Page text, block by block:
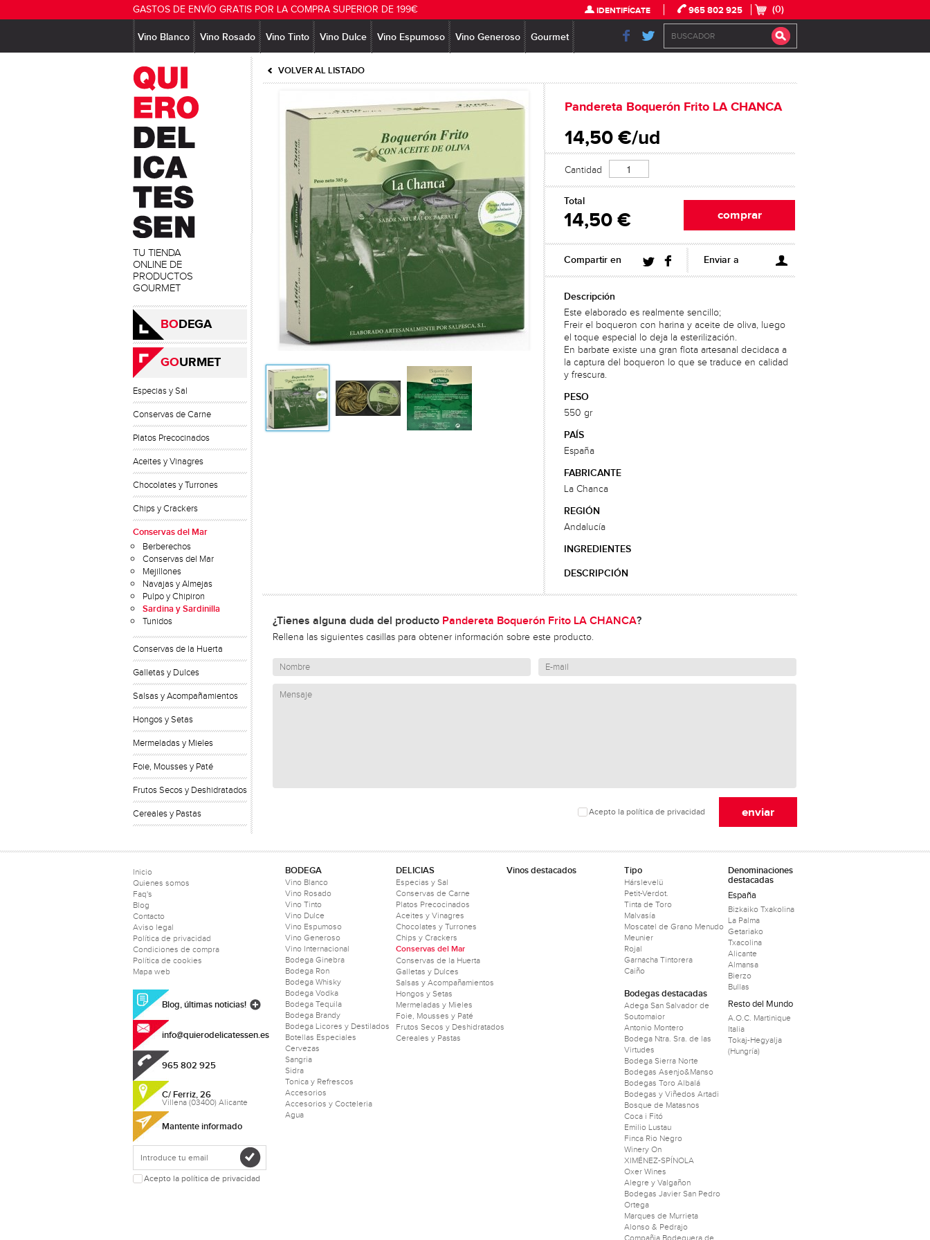
(0)
965 802 925
IDENTIFÍCATE
GASTOS DE ENVÍO GRATIS POR LA COMPRA SUPERIOR DE 199€
Vino Blanco Vino Rosado Vino Tinto Vino Dulce Vino Espumoso Vino Generoso Gourmet
TU TIENDA
ONLINE DE
PRODUCTOS
GOURMET
BODEGA
GOURMET
Especias y Sal
Conservas de Carne
Platos Precocinados
Aceites y Vinagres
Chocolates y Turrones
Chips y Crackers
Conservas del Mar
Berberechos
Conservas del Mar
Mejillones
Navajas y Almejas
Pulpo y Chipiron
Sardina y Sardinilla
Tunidos
Conservas de la Huerta
Galletas y Dulces
Salsas y Acompañamientos
Hongos y Setas
Mermeladas y Mieles
Foie, Mousses y Paté
Frutos Secos y Deshidratados
Cereales y Pastas
VOLVER AL LISTADO
Pandereta Boquerón Frito LA CHANCA
14,50 €/ud
Cantidad
Total
14,50 €
Compartir en Enviar a
Descripción
Este elaborado es realmente sencillo;
Freir el boqueron con harina y aceite de oliva, luego
el toque especial lo deja la esterilización.
En barbate existe una gran flota artesanal decidaca a
la captura del boqueron lo que se traduce en calidad
y frescura.
PESO
550 gr
PAÍS
España
FABRICANTE
La Chanca
REGIÓN
Andalucía
INGREDIENTES
DESCRIPCIÓN
¿Tienes alguna duda del producto Pandereta Boquerón Frito LA CHANCA?
Rellena las siguientes casillas para obtener información sobre este producto.
Acepto la política de privacidad
Inicio
Quienes somos
Faq's
Blog
Contacto
Aviso legal
Política de privacidad
Condiciones de compra
Política de cookies
Mapa web
Blog, últimas noticias!
info@quierodelicatessen.es
965 802 925
C/ Ferriz, 26
Villena (03400) Alicante
Mantente informado
Acepto la política de privacidad
BODEGA
Vino Blanco
Vino Rosado
Vino Tinto
Vino Dulce
Vino Espumoso
Vino Generoso
Vino Internacional
Bodega Ginebra
Bodega Ron
Bodega Whisky
Bodega Vodka
Bodega Tequila
Bodega Brandy
Bodega Licores y Destilados
Botellas Especiales
Cervezas
Sangria
Sidra
Tonica y Refrescos
Accesorios
Accesorios y Cocteleria
Agua
DELICIAS
Especias y Sal
Conservas de Carne
Platos Precocinados
Aceites y Vinagres
Chocolates y Turrones
Chips y Crackers
Conservas del Mar
Conservas de la Huerta
Galletas y Dulces
Salsas y Acompañamientos
Hongos y Setas
Mermeladas y Mieles
Foie, Mousses y Paté
Frutos Secos y Deshidratados
Cereales y Pastas
Vinos destacados Tipo
Hárslevelü
Petit-Verdot.
Tinta de Toro
Malvasía
Moscatel de Grano Menudo
Meunier
Rojal
Garnacha Tintorera
Caiño
Bodegas destacadas
Adega San Salvador de
Soutomaior
Antonio Montero
Bodega Ntra. Sra. de las
Virtudes
Bodega Sierra Norte
Bodegas Asenjo&Manso
Bodegas Toro Albalá
Bodegas y Viñedos Artadi
Bosque de Matasnos
Coca i Fitó
Emilio Lustau
Finca Rio Negro
Winery On
XIMÉNEZ-SPÍNOLA
Oxer Wines
Alegre y Valgañon
Bodegas Javier San Pedro
Ortega
Marques de Murrieta
Alonso & Pedrajo
Compañia Bodeguera de
Denominaciones
destacadas
España
Bizkaiko Txakolina
La Palma
Getariako
Txacolina
Alicante
Almansa
Bierzo
Bullas
Resto del Mundo
A.O.C. Martinique
Italia
Tokaj-Hegyalja
(Hungría)